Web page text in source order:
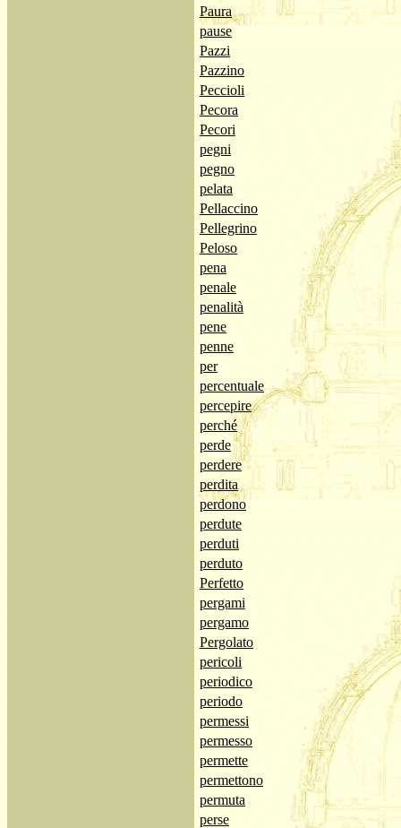
Paura
pause
Pazzi
Pazzino
Peccioli
Pecora
Pecori
pegni
pegno
pelata
Pellaccino
Pellegrino
Peloso
pena
penale
penalità
pene
penne
per
percentuale
percepire
perché
perde
perdere
perdita
perdono
perdute
perduti
perduto
Perfetto
pergami
pergamo
Pergolato
pericoli
periodico
periodo
permessi
permesso
permette
permettono
permuta
perse